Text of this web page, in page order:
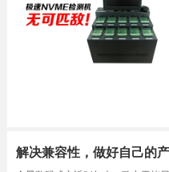
解决兼容性，做好自己的产